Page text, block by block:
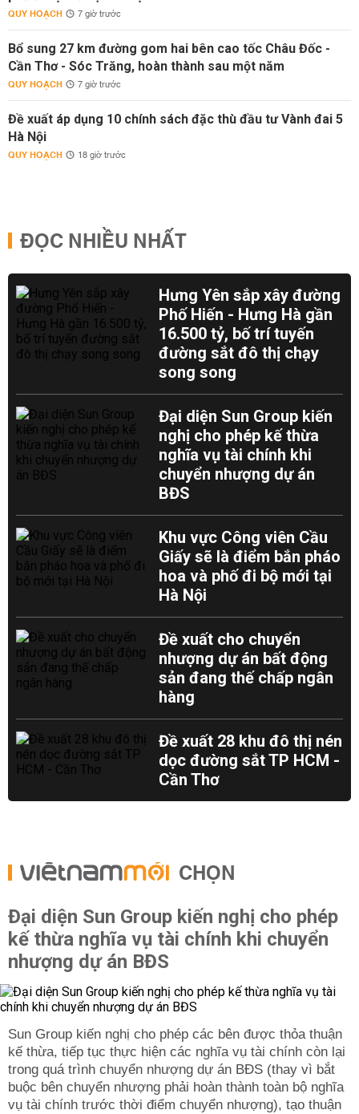
QUY HOẠCH 7 giờ trước
Bổ sung 27 km đường gom hai bên cao tốc Châu Đốc -
Cần Thơ - Sóc Trăng, hoàn thành sau một năm
QUY HOẠCH 7 giờ trước
Đề xuất áp dụng 10 chính sách đặc thù đầu tư Vành đai 5
Hà Nội
QUY HOẠCH 18 giờ trước
ĐỌC NHIỀU NHẤT
Hưng Yên sắp xây đường
Phố Hiến - Hưng Hà gần
16.500 tỷ, bố trí tuyến
đường sắt đô thị chạy
song song
Đại diện Sun Group kiến
nghị cho phép kế thừa
nghĩa vụ tài chính khi
chuyển nhượng dự án
BĐS
Khu vực Công viên Cầu
Giấy sẽ là điểm bắn pháo
hoa và phố đi bộ mới tại
Hà Nội
Đề xuất cho chuyển
nhượng dự án bất động
sản đang thế chấp ngân
hàng
Đề xuất 28 khu đô thị nén
dọc đường sắt TP HCM -
Cần Thơ
CHỌN
Đại diện Sun Group kiến nghị cho phép
kế thừa nghĩa vụ tài chính khi chuyển
nhượng dự án BĐS
Sun Group kiến nghị cho phép các bên được thỏa thuận
kế thừa, tiếp tục thực hiện các nghĩa vụ tài chính còn lại
trong quá trình chuyển nhượng dự án BĐS (thay vì bắt
buộc bên chuyển nhượng phải hoàn thành toàn bộ nghĩa
vụ tài chính trước thời điểm chuyển nhượng), tạo thuận